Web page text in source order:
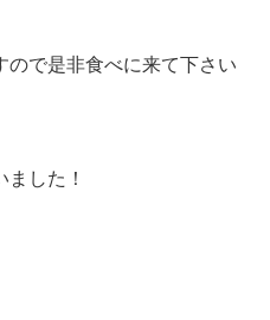
ので是非食べに来て下さい
した！